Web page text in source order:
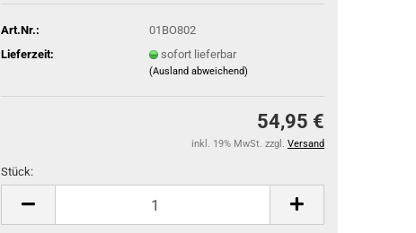
Art.Nr.:
01BO802
Lieferzeit:
sofort lieferbar
(Ausland abweichend)
54,95 €
inkl. 19% MwSt. zzgl. Versand
Stück:
Stück